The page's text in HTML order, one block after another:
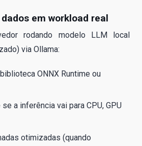
em workload real
rodando modelo LLM local
via Ollama:
ONNX Runtime ou
a inferência vai para CPU, GPU
otimizadas (quando